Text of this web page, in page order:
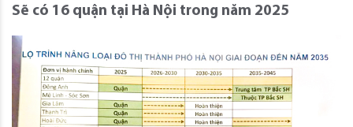
Sẽ có 16 quận tại Hà Nội trong năm 2025